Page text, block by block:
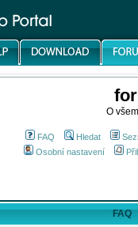
O
FAQ Hledat
Osobní nastavení
FAQ